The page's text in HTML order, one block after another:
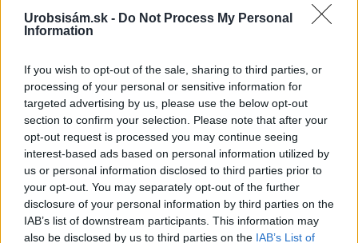
Urobsisám.sk - Do Not Process My Personal
Information
If you wish to opt-out of the sale, sharing to third parties, or
processing of your personal or sensitive information for
targeted advertising by us, please use the below opt-out
section to confirm your selection. Please note that after your
opt-out request is processed you may continue seeing
interest-based ads based on personal information utilized by
us or personal information disclosed to third parties prior to
your opt-out. You may separately opt-out of the further
disclosure of your personal information by third parties on the
IAB’s list of downstream participants. This information may
also be disclosed by us to third parties on the IAB’s List of
Môže aspirín zachrániť
ochabnuté izbové
rastliny? Pravda vás
možno prekvapí
Júlový reštart uhoriek
nakladačiek: Ako ich
podporiť k druhej vlne
kvitnutia?